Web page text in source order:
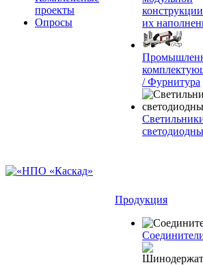
проекты
Опросы
их
/ Фурнитура
Продукция